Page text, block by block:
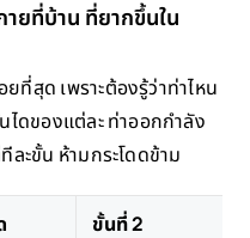
ยที่บ้าน ที่ยากขึ้นใน
สุด เพราะต้องรู้ว่าท่าไหน
ไดของแต่ละ ท่าออกกำลัง
ะขั้น ห้ามกระโดดข้าม
ขั้นที่ 2